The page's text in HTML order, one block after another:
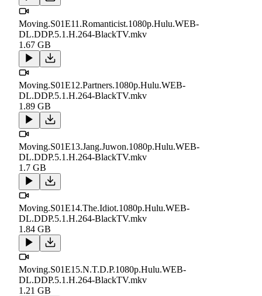
Moving.S01E11.Romanticist.1080p.Hulu.WEB-
DL.DDP.5.1.H.264-BlackTV.mkv
1.67 GB
Moving.S01E12.Partners.1080p.Hulu.WEB-
DL.DDP.5.1.H.264-BlackTV.mkv
1.89 GB
Moving.S01E13.Jang.Juwon.1080p.Hulu.WEB-
DL.DDP.5.1.H.264-BlackTV.mkv
1.7 GB
Moving.S01E14.The.Idiot.1080p.Hulu.WEB-
DL.DDP.5.1.H.264-BlackTV.mkv
1.84 GB
Moving.S01E15.N.T.D.P.1080p.Hulu.WEB-
DL.DDP.5.1.H.264-BlackTV.mkv
1.21 GB